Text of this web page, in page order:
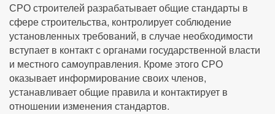
СРО строителей разрабатывает общие стандарты в
сфере строительства, контролирует соблюдение
установленных требований, в случае необходимости
вступает в контакт с органами государственной власти
и местного самоуправления. Кроме этого СРО
оказывает информирование своих членов,
устанавливает общие правила и контактирует в
отношении изменения стандартов.